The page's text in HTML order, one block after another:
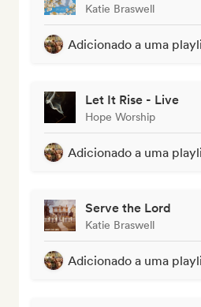
Katie Braswell
Adicionado a uma
Let It Rise - Live
Hope Worship
Adicionado a uma
Serve the Lord
Katie Braswell
Adicionado a uma